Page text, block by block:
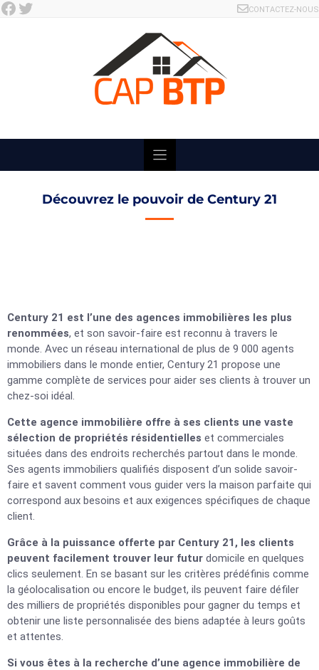
Skip
Facebook Twitter CONTACTEZ-NOUS
Découvrez le pouvoir de Century 21
Century 21 est l’une des agences immobilières les plus
renommées, et son savoir-faire est reconnu à travers le
monde. Avec un réseau international de plus de 9 000 agents
immobiliers dans le monde entier, Century 21 propose une
gamme complète de services pour aider ses clients à trouver un
chez-soi idéal.
Cette agence immobilière offre à ses clients une vaste
sélection de propriétés résidentielles et commerciales
situées dans des endroits recherchés partout dans le monde.
Ses agents immobiliers qualifiés disposent d’un solide savoir-
faire et savent comment vous guider vers la maison parfaite qui
correspond aux besoins et aux exigences spécifiques de chaque
client.
Grâce à la puissance offerte par Century 21, les clients
peuvent facilement trouver leur futur domicile en quelques
clics seulement. En se basant sur les critères prédéfinis comme
la géolocalisation ou encore le budget, ils peuvent faire défiler
des milliers de propriétés disponibles pour gagner du temps et
obtenir une liste personnalisée des biens adaptée à leurs goûts
et attentes.
Si vous êtes à la recherche d’une agence immobilière de